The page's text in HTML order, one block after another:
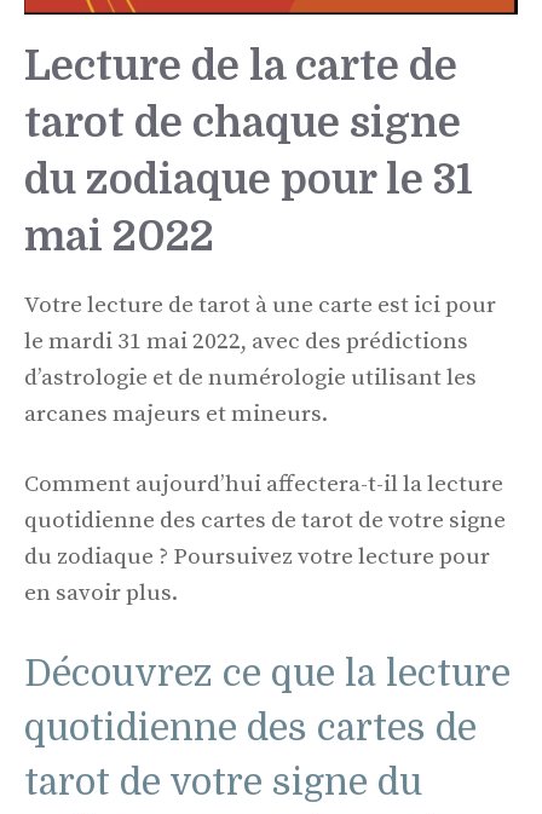
Lecture de la carte de
tarot de chaque signe
du zodiaque pour le 31
mai 2022
Votre lecture de tarot à une carte est ici pour
le mardi 31 mai 2022, avec des prédictions
d’astrologie et de numérologie utilisant les
arcanes majeurs et mineurs.
Comment aujourd’hui affectera-t-il la lecture
quotidienne des cartes de tarot de votre signe
du zodiaque ? Poursuivez votre lecture pour
en savoir plus.
Découvrez ce que la lecture
quotidienne des cartes de
tarot de votre signe du